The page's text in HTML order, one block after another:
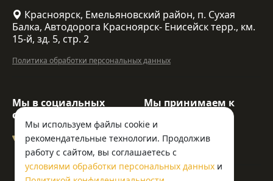
Мы используем файлы cookie и
рекомендательные технологии. Продолжив
работу с сайтом, вы соглашаетесь с
условиями обработки персональных данных и
Красноярск, Емельяновский район, п. Сухая
Балка, Автодорога Красноярск- Енисейск терр., км.
15-й, зд. 5, стр. 2
Политика обработки персональных данных
Мы в социальных
сетях:
Мы принимаем к